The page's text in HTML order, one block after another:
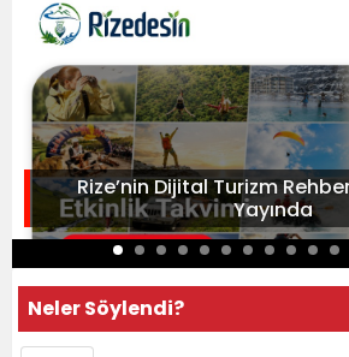
Rize’nin Dijital Turizm
Yayında
Neler Söylendi?